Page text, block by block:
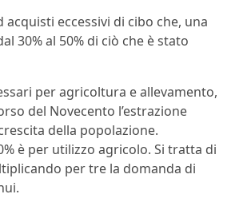
eccessivi di cibo che, una
30% al 50% di ciò che è stato
per agricoltura e allevamento,
del Novecento l’estrazione
della popolazione.
è per utilizzo agricolo. Si tratta di
per tre la domanda di